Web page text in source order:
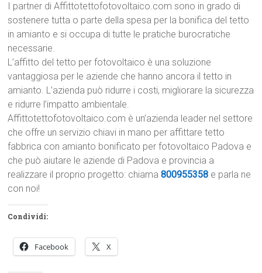
I partner di Affittotettofotovoltaico.com sono in grado di
sostenere tutta o parte della spesa per la bonifica del tetto
in amianto e si occupa di tutte le pratiche burocratiche
necessarie.
L’affitto del tetto per fotovoltaico è una soluzione
vantaggiosa per le aziende che hanno ancora il tetto in
amianto. L’azienda può ridurre i costi, migliorare la sicurezza
e ridurre l’impatto ambientale.
Affittotettofotovoltaico.com è un’azienda leader nel settore
che offre un servizio chiavi in mano per affittare tetto
fabbrica con amianto bonificato per fotovoltaico Padova e
che può aiutare le aziende di Padova e provincia a
realizzare il proprio progetto: chiama800955358 e parla ne
con noi!
Condividi:
Facebook X